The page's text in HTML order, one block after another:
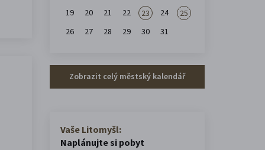
19
20 21 22 23 24
25
26
27 28 29 30 31
Zobrazit celý městský kalendář
Vaše Litomyšl:
Naplánujte si pobyt